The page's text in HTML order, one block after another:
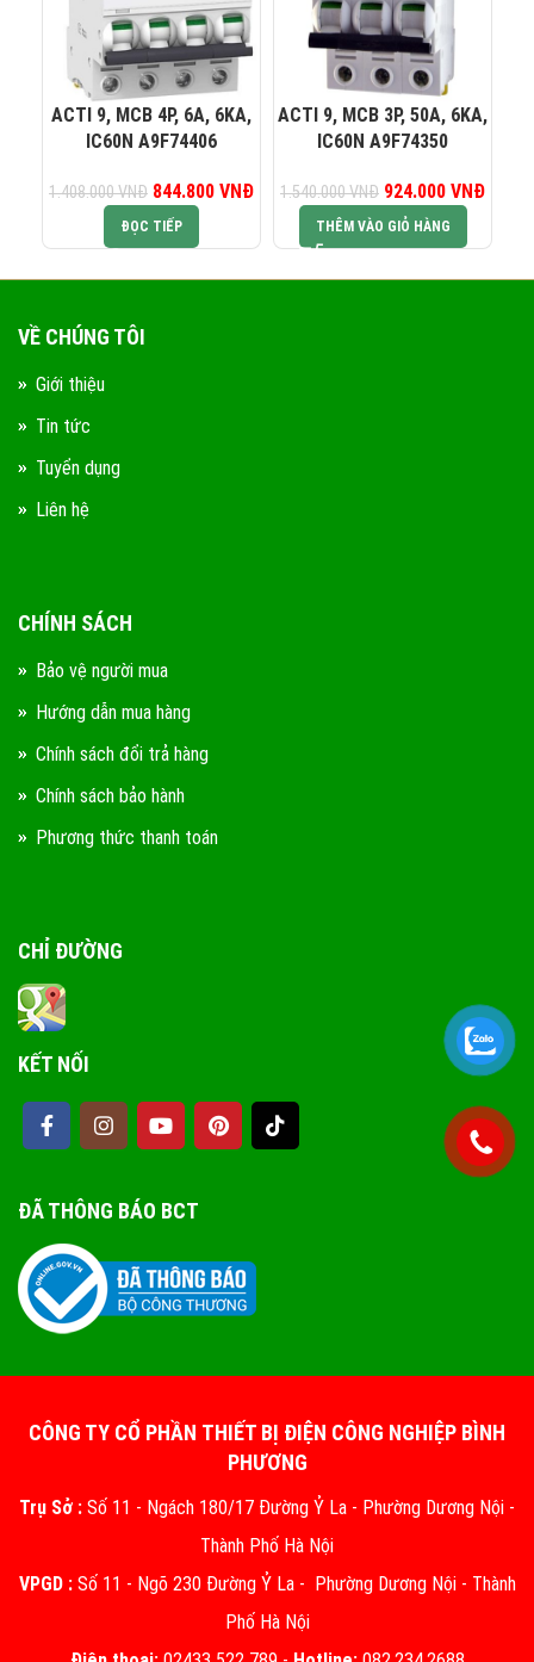
ACTI 9, MCB 4P, 6A, 6KA,
IC60N A9F74406
1.408.000VNĐ
Giá gốc là:
1.408.000 VNĐ.
844.800 VNĐ Giá hiện tại là:
844.800 VNĐ.
ĐỌC TIẾP
ACTI 9, MCB 3P, 50A, 6KA,
IC60N A9F74350
1.540.000VNĐ
Giá gốc là:
1.540.000 VNĐ.
924.000 VNĐ
THÊM VÀO GIỎ HÀNG
VỀ CHÚNG TÔI
Giới thiệu
Tin tức
Tuyển dụng
Liên hệ
CHÍNH SÁCH
Bảo vệ người mua
Hướng dẫn mua hàng
Chính sách đổi trả hàng
Chính sách bảo hành
Phương thức thanh toán
CHỈ ĐƯỜNG
KẾT NỐI
ĐÃ THÔNG BÁO BCT
CÔNG TY CỔ PHẦN THIẾT BỊ ĐIỆN CÔNG NGHIỆP BÌNH
PHƯƠNG
Trụ Sở : Số 11 - Ngách 180/17 Đường Ỷ La - Phường Dương Nội -
Thành Phố Hà Nội
VPGD :Số 11 - Ngõ 230 Đường Ỷ La - Phường Dương Nội - Thành
Phố Hà Nội
KINH DOANH 4: 0823 944 186